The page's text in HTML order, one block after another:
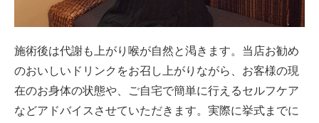
施術後は代謝も上がり喉が自然と渇きます。当店お勧め
のおいしいドリンクをお召し上がりながら、お客様の現
在のお身体の状態や、ご自宅で簡単に行えるセルフケア
などアドバイスさせていただきます。実際に挙式までに